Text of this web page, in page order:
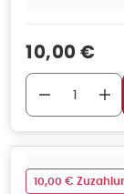
10,00 €
10,00 €